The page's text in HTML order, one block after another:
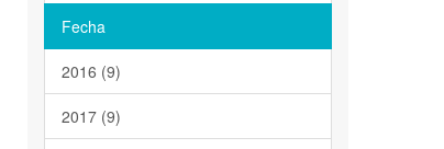
Fecha
2016 (9)
2017 (9)